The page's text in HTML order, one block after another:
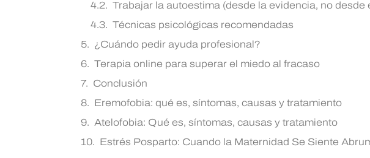
Trabajar la autoestima (desde la evidencia, no desde
Técnicas psicológicas recomendadas
¿Cuándo pedir ayuda profesional?
Terapia online para superar el miedo al fracaso
Conclusión
Eremofobia: qué es, síntomas, causas y tratamiento
Atelofobia: Qué es, síntomas, causas y tratamiento
Estrés Posparto: Cuando la Maternidad Se Siente